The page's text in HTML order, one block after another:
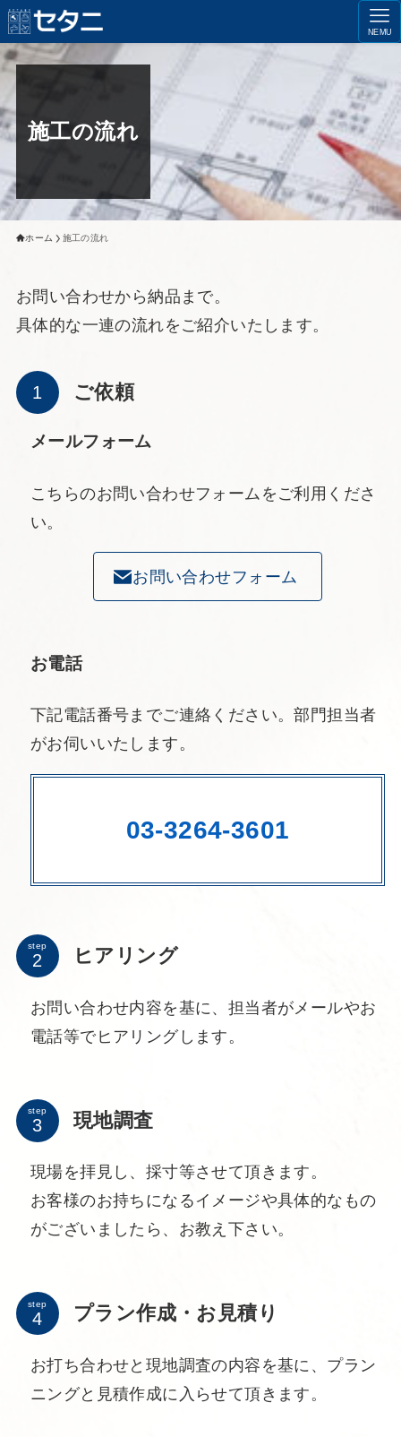
NEMU
施工の流れ
ホーム 施工の流れ
お問い合わせから納品まで。
具体的な一連の流れをご紹介いたします。
ご依頼
メールフォーム
こちらのお問い合わせフォームをご利用くださ
い。
お問い合わせフォーム
お電話
下記電話番号までご連絡ください。部門担当者
がお伺いいたします。
03-3264-3601
step ヒアリング
お問い合わせ内容を基に、担当者がメールやお
電話等でヒアリングします。
step 現地調査
現場を拝見し、採寸等させて頂きます。
お客様のお持ちになるイメージや具体的なもの
がございましたら、お教え下さい。
step プラン作成・お見積り
お打ち合わせと現地調査の内容を基に、プラン
ニングと見積作成に入らせて頂きます。